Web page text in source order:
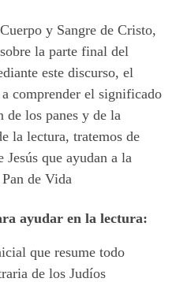
y Sangre de Cristo,
la parte final del
este discurso, el
comprender el significado
los panes y de la
la lectura, tratemos de
Jesús que ayudan a la
de Vida
ayudar en la lectura:
que resume todo
de los Judíos